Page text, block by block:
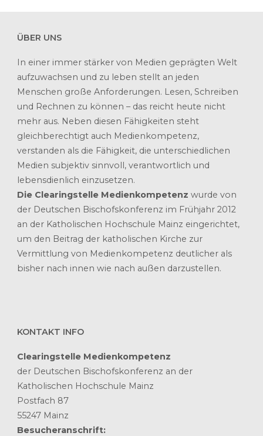
ÜBER UNS
In einer immer stärker von Medien geprägten Welt
aufzuwachsen und zu leben stellt an jeden
Menschen große Anforderungen. Lesen, Schreiben
und Rechnen zu können – das reicht heute nicht
mehr aus. Neben diesen Fähigkeiten steht
gleichberechtigt auch Medienkompetenz,
verstanden als die Fähigkeit, die unterschiedlichen
Medien subjektiv sinnvoll, verantwortlich und
lebensdienlich einzusetzen.
Die Clearingstelle Medienkompetenz wurde von
der Deutschen Bischofskonferenz im Frühjahr 2012
an der Katholischen Hochschule Mainz eingerichtet,
um den Beitrag der katholischen Kirche zur
Vermittlung von Medienkompetenz deutlicher als
bisher nach innen wie nach außen darzustellen.
KONTAKT INFO
Clearingstelle Medienkompetenz
der Deutschen Bischofskonferenz an der
Katholischen Hochschule Mainz
Postfach 87
55247 Mainz
Besucheranschrift: